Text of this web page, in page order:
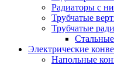
Радиаторы с
Трубчатые
Трубчатые
Электрические
Напольные